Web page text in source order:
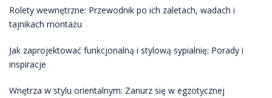
Rolety wewnętrzne: Przewodnik po ich zaletach, wadach i
tajnikach montażu
Jak zaprojektować funkcjonalną i stylową sypialnię: Porady i
inspiracje
Wnętrza w stylu orientalnym: Zanurz się w egzotycznej